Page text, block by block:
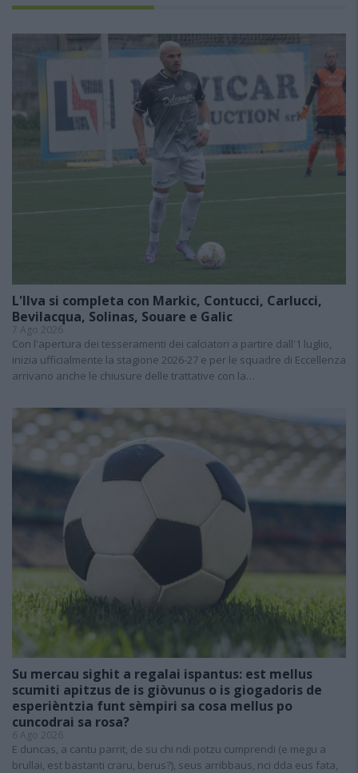
L'Ilva si completa con Markic, Contucci, Carlucci,
Bevilacqua, Solinas, Souare e Galic
7 Ago 2026
Con l'apertura dei tesseramenti dei calciatori a partire dall'1 luglio,
inizia ufficialmente la stagione 2026-27 e per le squadre di Eccellenza
arrivano anche le chiusure delle trattative con la…
Su mercau sighit a regalai ispantus: est mellus
scumiti apitzus de is giòvunus o is giogadoris de
esperièntzia funt sèmpiri sa cosa mellus po
cuncodrai sa rosa?
6 Ago 2026
E duncas, a cantu parrit, de su chi ndi potzu cumprendi (e megu a
brullai, est bastanti craru, berus?), seus arribbaus, nci dda eus fata,